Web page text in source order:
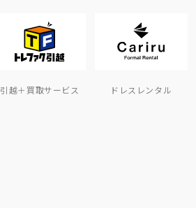
引越＋買取サービス ドレスレンタル